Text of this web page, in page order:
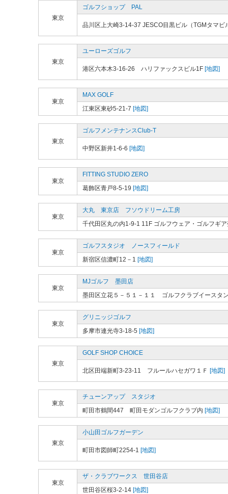
東京
ゴルフショップ PAL
品川区上大崎3-14-37 JESCO目黒ビル（TGMタマビ
東京
ユーローズゴルフ
港区六本木3-16-26 ハリファックスビル1F [地図]
東京
MAX GOLF
江東区東砂5-21-7 [地図]
東京
ゴルフメンテナンスClub-T
中野区新井1-6-6 [地図]
東京
FITTING STUDIO ZERO
葛飾区青戸8-5-19 [地図]
東京
大丸 東京店 フソウドリーム工房
千代田区丸の内1-9-1 11F ゴルフウェア・ゴルフギ
東京
ゴルフスタジオ ノースフィールド
新宿区信濃町12－1 [地図]
東京
MJゴルフ 墨田店
墨田区立花５－５１－１１ ゴルフクラブイースタ
東京
グリニッジゴルフ
多摩市連光寺3-18-5 [地図]
東京
GOLF SHOP CHOICE
北区田端新町3-23-11 フルールハセガワ１Ｆ [地図]
東京
チューンアップ スタジオ
町田市鶴間447 町田モダンゴルフクラブ内 [地図]
東京
小山田ゴルフガーデン
町田市図師町2254-1 [地図]
東京
ザ・クラブワークス 世田谷店
世田谷区桜3-2-14 [地図]